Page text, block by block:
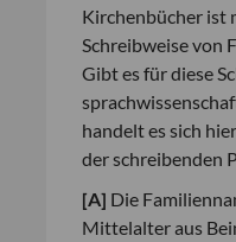
Kirchenbücher ist
Schreibweise von
Gibt es für diese
handelt es sich
der schreibenden
[A] Die
Mittelalter aus